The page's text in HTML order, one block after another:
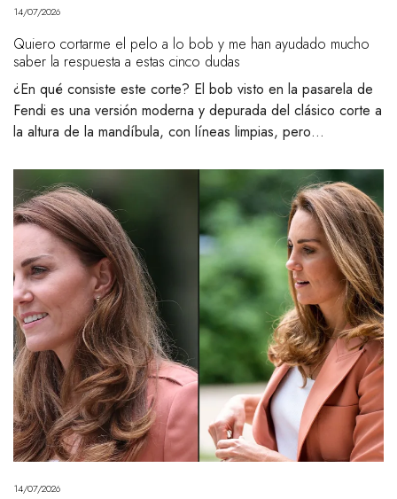
14/07/2026
Quiero cortarme el pelo a lo bob y me han ayudado mucho
saber la respuesta a estas cinco dudas
¿En qué consiste este corte? El bob visto en la pasarela de
Fendi es una versión moderna y depurada del clásico corte a
la altura de la mandíbula, con líneas limpias, pero…
14/07/2026